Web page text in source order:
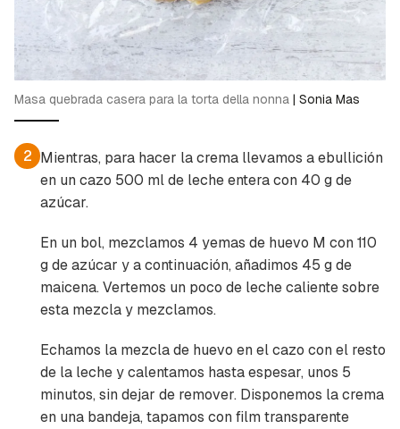
Masa quebrada casera para la torta della nonna | Sonia Mas
2 Mientras, para hacer la crema llevamos a ebullición
en un cazo 500 ml de leche entera con 40 g de
azúcar.
En un bol, mezclamos 4 yemas de huevo M con 110
g de azúcar y a continuación, añadimos 45 g de
maicena. Vertemos un poco de leche caliente sobre
esta mezcla y mezclamos.
Echamos la mezcla de huevo en el cazo con el resto
de la leche y calentamos hasta espesar, unos 5
minutos, sin dejar de remover. Disponemos la crema
en una bandeja, tapamos con film transparente